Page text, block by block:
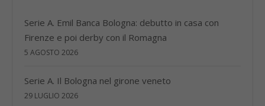
Serie A. Emil Banca Bologna: debutto in casa con
Firenze e poi derby con il Romagna
5 AGOSTO 2026
Serie A. Il Bologna nel girone veneto
29 LUGLIO 2026